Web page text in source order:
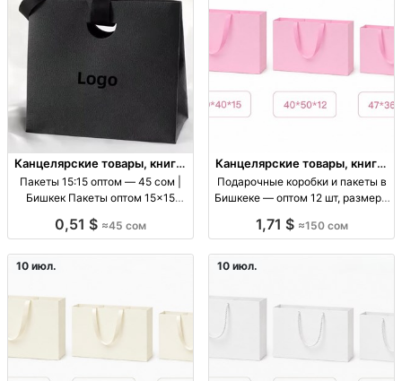
Канцелярские товары, книги,
учебники
Пакеты 15:15 оптом — 45 сом |
Бишкек Пакеты оптом 15×15
упаковки, цена 45 KGS
0,51 $ ≈45 сом
Канцелярские товары, книги,
учебники
Подарочные коробки и пакеты в
Бишкеке — оптом 12 шт, размеры
подарочные коробки, размеры
47х36х10, 38х32х10, 32х26х10; от
1,71 $ ≈150 сом
10 июл. 10 июл.